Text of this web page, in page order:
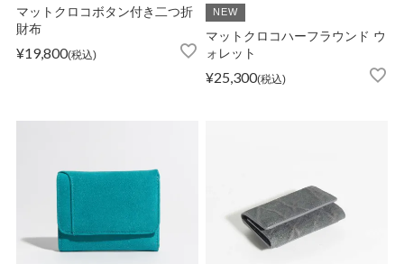
OUTLET
ピックス
マットクロコボタン付き二つ折
財布
¥19,800 税込
NEW
マットクロコハーフラウンド ウ
ォレット
¥25,300 税込